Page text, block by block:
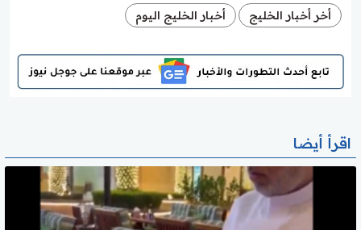
أخر أخبار الخليج أخبار الخليج اليوم
اقرأ أيضا